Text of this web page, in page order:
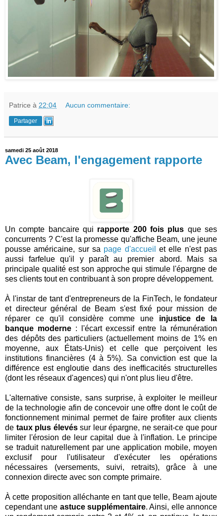
Patrice à 22:04 Aucun commentaire:
Partager
samedi 25 août 2018
Avec Beam, l'engagement rapporte
Un compte bancaire qui rapporte 200 fois plus que ses
concurrents ? C'est la promesse qu'affiche Beam, une jeune
pousse américaine, sur sa page d'accueil
et elle n'est pas
aussi farfelue qu'il y paraît au premier abord. Mais sa
principale qualité est son approche qui stimule l'épargne de
ses clients tout en contribuant à son propre développement.
À l'instar de tant d'entrepreneurs de la FinTech, le fondateur
et directeur général de Beam s'est fixé pour mission de
réparer ce qu'il considère comme une injustice de la
banque moderne: l'écart excessif entre la rémunération
des dépôts des particuliers (actuellement moins de 1% en
moyenne, aux États-Unis) et celle que perçoivent les
institutions financières (4 à 5%). Sa conviction est que la
différence est engloutie dans des inefficacités structurelles
(dont les réseaux d'agences) qui n'ont plus lieu d'être.
L'alternative consiste, sans surprise, à exploiter le meilleur
de la technologie afin de concevoir une offre dont le coût de
fonctionnement minimal permet de faire profiter aux clients
de taux plus élevéssur leur épargne, ne serait-ce que pour
limiter l'érosion de leur capital due à l'inflation. Le principe
se traduit naturellement par une application mobile, moyen
exclusif pour l'utilisateur d'exécuter les opérations
nécessaires (versements, suivi, retraits), grâce à une
connexion directe avec son compte primaire.
À cette proposition alléchante en tant que telle, Beam ajoute
cependant une astuce supplémentaire. Ainsi, elle annonce